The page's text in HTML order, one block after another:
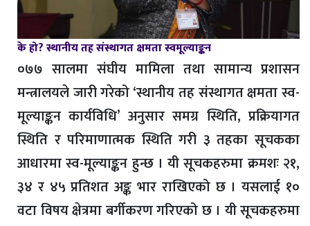
के हो? स्थानीय तह संस्थागत क्षमता स्वमूल्याङ्कन
०७७ सालमा संघीय मामिला तथा सामान्य प्रशासन
मन्त्रालयले जारी गरेको ‘स्थानीय तह संस्थागत क्षमता स्व-
मूल्याङ्कन कार्यविधि’ अनुसार समग्र स्थिति, प्रक्रियागत
स्थिति र परिमाणात्मक स्थिति गरी ३ तहका सूचकका
आधारमा स्व-मूल्याङ्कन हुन्छ । यी सूचकहरुमा क्रमशः २१,
३४ र ४५ प्रतिशत अङ्क भार राखिएको छ । यसलाई १०
वटा विषय क्षेत्रमा बर्गीकरण गरिएको छ । यी सूचकहरुमा